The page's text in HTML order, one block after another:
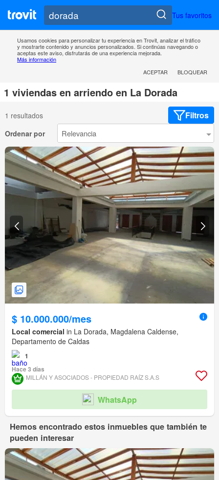
Tus favoritos
Usamos cookies para personalizar tu experiencia en Trovit, analizar el tráfico
y mostrarte contenido y anuncios personalizados. Si continúas navegando o
aceptas este aviso, disfrutarás de una experiencia mejorada.
Más información
ACEPTAR
BLOQUEAR
1 viviendas en arriendo en La Dorada
1 resultados Filtros
Ordenar por
$ 10.000.000/mes
Local comercial in La Dorada, Magdalena Caldense,
Departamento de Caldas
1
Hace 3 días
MILLÁN Y ASOCIADOS - PROPIEDAD RAÍZ S.A.S
WhatsApp
Hemos encontrado estos inmuebles que también te
pueden interesar